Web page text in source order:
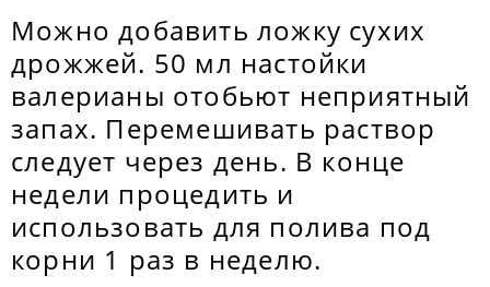
Можно добавить ложку сухих
дрожжей. 50 мл настойки
валерианы отобьют неприятный
запах. Перемешивать раствор
следует через день. В конце
недели процедить и
использовать для полива под
корни 1 раз в неделю.